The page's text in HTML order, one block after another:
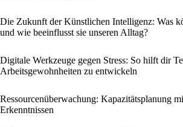
Die Zukunft der Künstlichen Intelligenz: Was
und wie beeinflusst sie unseren Alltag?
Digitale Werkzeuge gegen Stress: So hilft dir
Arbeitsgewohnheiten zu entwickeln
Ressourcenüberwachung: Kapazitätsplanung
Erkenntnissen